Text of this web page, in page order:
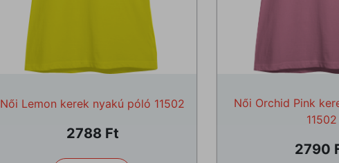
Női Lemon kerek nyakú póló 11502
2788
Női Orchid Pink
11502
2790